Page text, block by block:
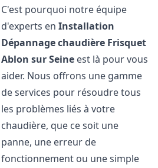
C'est pourquoi notre équipe
d'experts enInstallation
Dépannage chaudière Frisquet
Ablon sur Seine est là pour vous
aider. Nous offrons une gamme
de services pour résoudre tous
les problèmes liés à votre
chaudière, que ce soit une
panne, une erreur de
fonctionnement ou une simple